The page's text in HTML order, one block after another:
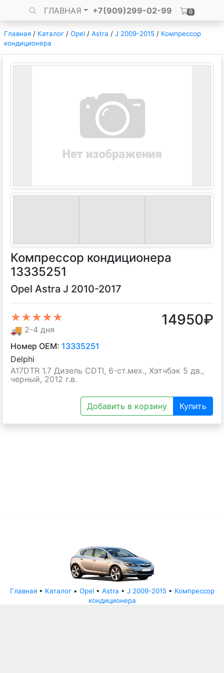
ГЛАВНАЯ +7(909)299-02-99 0
Главная / Каталог / Opel / Astra / J 2009-2015 / Компрессор
кондиционера
Компрессор кондиционера
13335251
Opel Astra J 2010-2017
★★★★★
🚚 2-4 дня
14950₽
Номер OEM: 13335251
Delphi
A17DTR 1.7 Дизель CDTI, 6-ст.мех., Хэтчбэк 5 дв.,
черный, 2012 г.в.
Добавить в корзину Купить
Главная• Каталог• Opel• Astra • J 2009-2015• Компрессор
кондиционера